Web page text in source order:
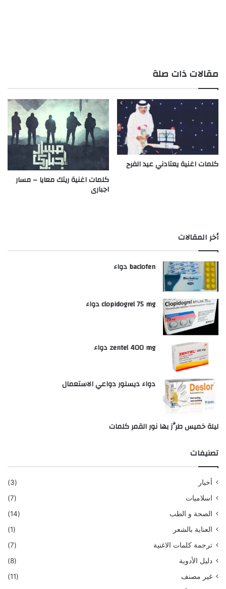
مقالات ذات صلة
كلمات اغنية يعتادني عيد الفرح
كلمات اغنية ريتك معايا – مسار
اجبارى
أخر المقالات
baclofen دواء
clopidogrel 75 mg دواء
zentel 400 mg دواء
دواء ديسلور دواعي الاستعمال
ليلة خميس طرَّز بها نور القمر كلمات
تصنيفات
أخبار
(3)
اسلاميات
(7)
الصحة و الطب
(14)
العناية بالشعر
(1)
ترجمة كلمات الاغنية
(7)
دليل الأدوية
(8)
غير مصنف
(11)